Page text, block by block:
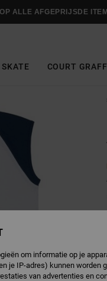
ALLE AFGEPRIJSDE
SKATE COURT
om informatie op je
je IP-adres) kunnen worden
van advertenties en